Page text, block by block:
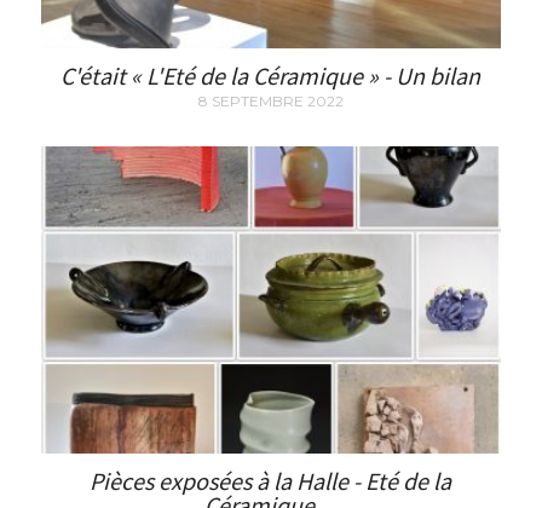
C'était « L'Eté de la Céramique » - Un bilan
8 SEPTEMBRE 2022
Pièces exposées à la Halle - Eté de la